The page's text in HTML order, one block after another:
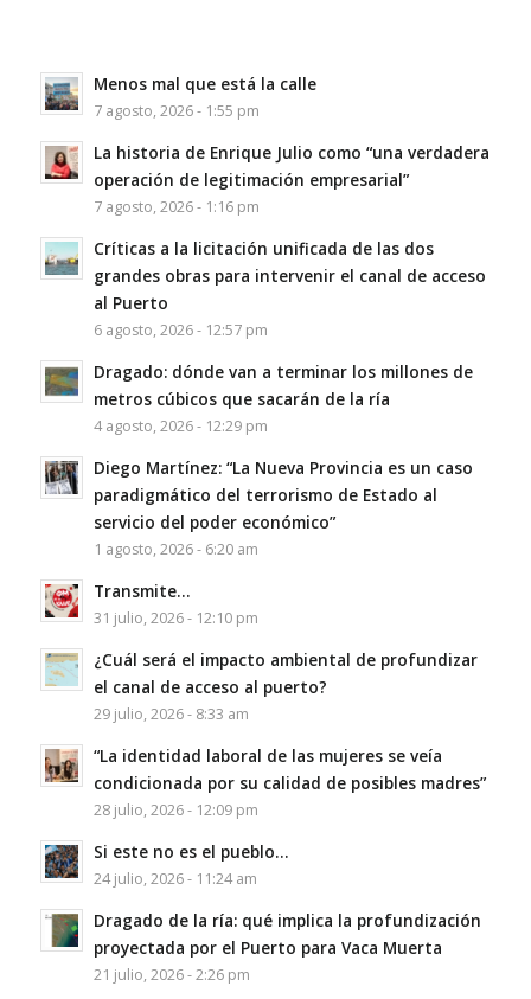
Menos mal que está la calle
7 agosto, 2026 - 1:55 pm
La historia de Enrique Julio como “una verdadera
operación de legitimación empresarial”
7 agosto, 2026 - 1:16 pm
Críticas a la licitación unificada de las dos
grandes obras para intervenir el canal de acceso
al Puerto
6 agosto, 2026 - 12:57 pm
Dragado: dónde van a terminar los millones de
metros cúbicos que sacarán de la ría
4 agosto, 2026 - 12:29 pm
Diego Martínez: “La Nueva Provincia es un caso
paradigmático del terrorismo de Estado al
servicio del poder económico”
1 agosto, 2026 - 6:20 am
Transmite…
31 julio, 2026 - 12:10 pm
¿Cuál será el impacto ambiental de profundizar
el canal de acceso al puerto?
29 julio, 2026 - 8:33 am
“La identidad laboral de las mujeres se veía
condicionada por su calidad de posibles madres”
28 julio, 2026 - 12:09 pm
Si este no es el pueblo…
24 julio, 2026 - 11:24 am
Dragado de la ría: qué implica la profundización
proyectada por el Puerto para Vaca Muerta
21 julio, 2026 - 2:26 pm